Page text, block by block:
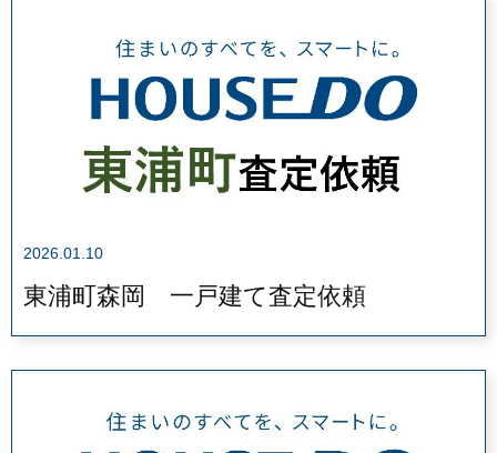
2026.01.10
東浦町森岡 一戸建て査定依頼